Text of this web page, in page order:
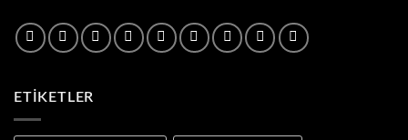
ETIKETLER